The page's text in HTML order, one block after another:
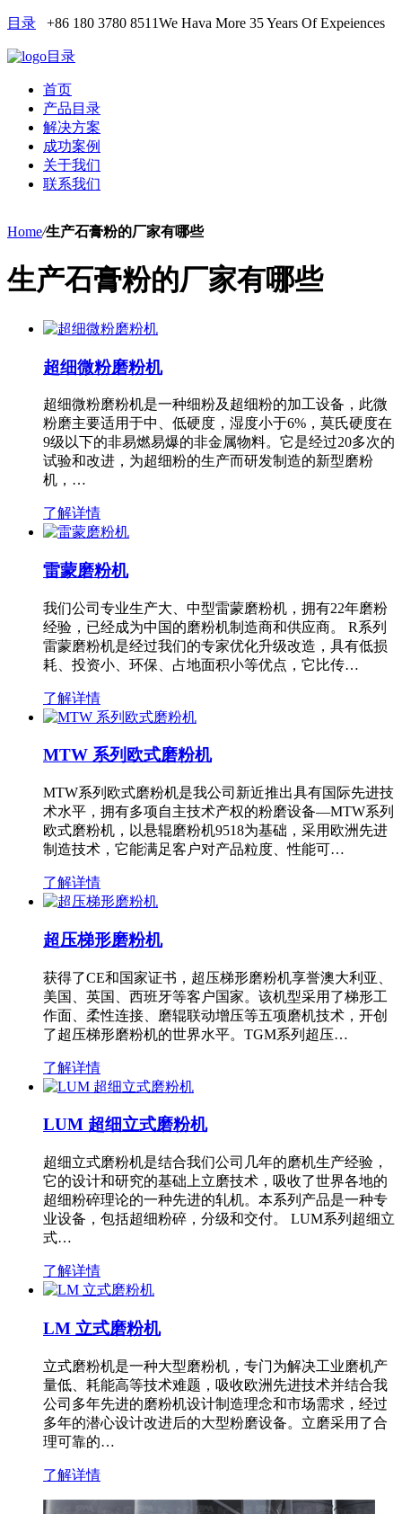
目录 +86 180 3780 8511We Hava More 35 Years Of Expeiences
目录
首页
产品目录
解决方案
成功案例
关于我们
联系我们
Home/生产石膏粉的厂家有哪些
生产石膏粉的厂家有哪些
超细微粉磨粉机
超细微粉磨粉机是一种细粉及超细粉的加工设备，此微
粉磨主要适用于中、低硬度，湿度小于6%，莫氏硬度在
9级以下的非易燃易爆的非金属物料。它是经过20多次的
试验和改进，为超细粉的生产而研发制造的新型磨粉
机，…
了解详情
雷蒙磨粉机
我们公司专业生产大、中型雷蒙磨粉机，拥有22年磨粉
经验，已经成为中国的磨粉机制造商和供应商。 R系列
雷蒙磨粉机是经过我们的专家优化升级改造，具有低损
耗、投资小、环保、占地面积小等优点，它比传…
了解详情
MTW 系列欧式磨粉机
MTW系列欧式磨粉机是我公司新近推出具有国际先进技
术水平，拥有多项自主技术产权的粉磨设备—MTW系列
欧式磨粉机，以悬辊磨粉机9518为基础，采用欧洲先进
制造技术，它能满足客户对产品粒度、性能可…
了解详情
超压梯形磨粉机
获得了CE和国家证书，超压梯形磨粉机享誉澳大利亚、
美国、英国、西班牙等客户国家。该机型采用了梯形工
作面、柔性连接、磨辊联动增压等五项磨机技术，开创
了超压梯形磨粉机的世界水平。TGM系列超压…
了解详情
LUM 超细立式磨粉机
超细立式磨粉机是结合我们公司几年的磨机生产经验，
它的设计和研究的基础上立磨技术，吸收了世界各地的
超细粉碎理论的一种先进的轧机。本系列产品是一种专
业设备，包括超细粉碎，分级和交付。 LUM系列超细立
式…
了解详情
LM 立式磨粉机
立式磨粉机是一种大型磨粉机，专门为解决工业磨机产
量低、耗能高等技术难题，吸收欧洲先进技术并结合我
公司多年先进的磨粉机设计制造理念和市场需求，经过
多年的潜心设计改进后的大型粉磨设备。立磨采用了合
理可靠的…
了解详情